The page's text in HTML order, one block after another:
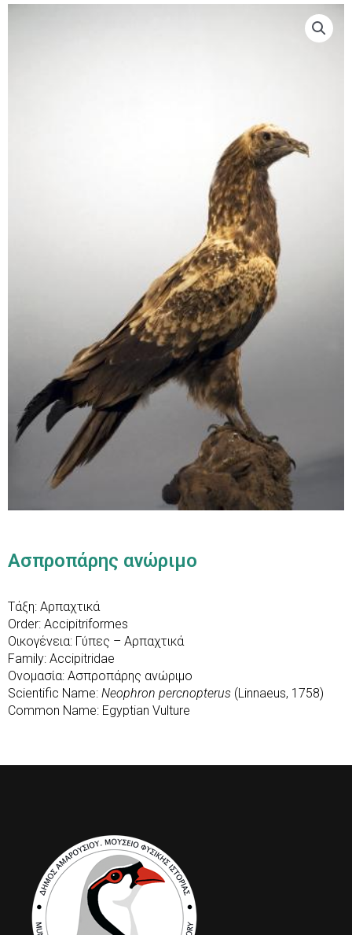
Ασπροπάρης ανώριμο
Τάξη: Αρπαχτικά
Order: Accipitriformes
Οικογένεια: Γύπες – Αρπαχτικά
Family: Accipitridae
Ονομασία: Ασπροπάρης ανώριμο
Scientific Name: Neophron percnopterus (Linnaeus, 1758)
Common Name: Egyptian Vulture